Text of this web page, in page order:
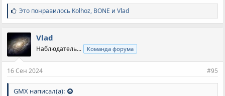
С
и
м
п
а
т
и
и
:
Это понравилось Kolhoz, BONE иVlad
Vlad
Наблюдатель... Команда форума
16 Сен 2024 #95
GMX написал(а):